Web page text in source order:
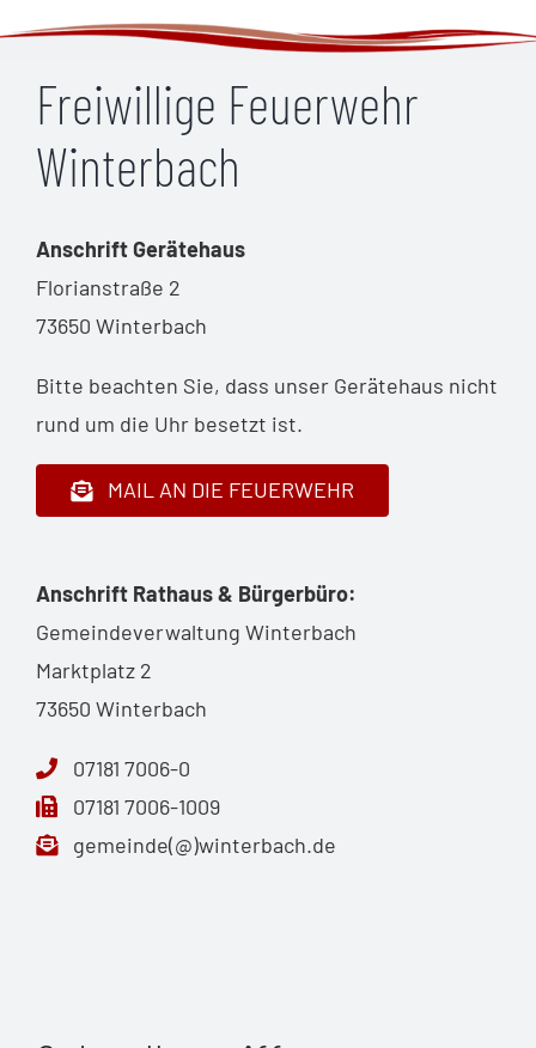
Freiwillige Feuerwehr
Winterbach
Anschrift Gerätehaus
Florianstraße 2
73650 Winterbach
Bitte beachten Sie, dass unser Gerätehaus nicht
rund um die Uhr besetzt ist.
MAIL AN DIE FEUERWEHR
Anschrift Rathaus & Bürgerbüro:
Gemeindeverwaltung Winterbach
Marktplatz 2
73650 Winterbach
07181 7006-0
07181 7006-1009
gemeinde(@)winterbach.de